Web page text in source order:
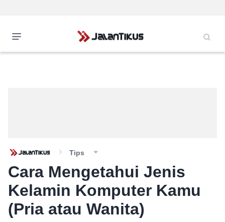
Tips
Cara Mengetahui Jenis
Kelamin Komputer Kamu
(Pria atau Wanita)